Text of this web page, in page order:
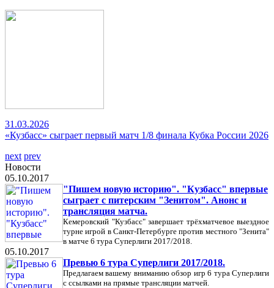
31.03.2026
«Кузбасс» сыграет первый матч 1/8 финала Кубка России 2026
next prev
Новости
05.10.2017
"Пишем новую историю". "Кузбасс" впервые
сыграет с питерским "Зенитом". Анонс и
трансляция матча.
Кемеровский "Кузбасс" завершает трёхматчевое выездное
турне игрой в Санкт-Петербурге против местного "Зенита"
в матче 6 тура Суперлиги 2017/2018.
05.10.2017
Превью 6 тура Суперлиги 2017/2018.
Предлагаем вашему вниманию обзор игр 6 тура Суперлиги
с ссылками на прямые трансляции матчей.